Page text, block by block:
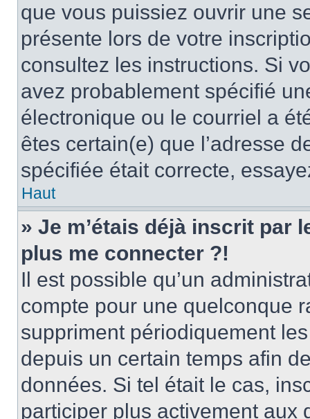
que vous puissiez ouvrir une
présente lors de votre
consultez les instructions. Si
avez probablement spécifié
électronique ou le courriel a
êtes certain(e) que l’adresse
spécifiée était correcte,
Haut
» Je m’étais déjà inscrit par
plus me connecter ?!
Il est possible qu’un
compte pour une quelconque
suppriment périodiquement
depuis un certain temps afin
données. Si tel était le cas,
participer plus activement aux